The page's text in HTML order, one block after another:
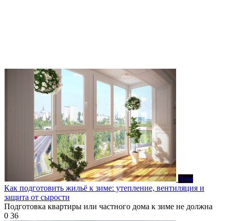
Дом
Как подготовить жильё к зиме: утепление, вентиляция и
защита от сырости
Подготовка квартиры или частного дома к зиме не должна
0 36